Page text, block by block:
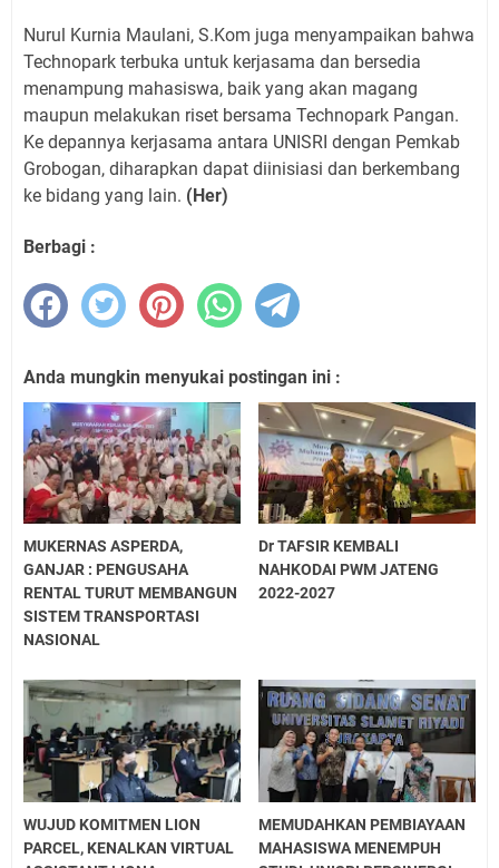
Nurul Kurnia Maulani, S.Kom juga menyampaikan bahwa
Technopark terbuka untuk kerjasama dan bersedia
menampung mahasiswa, baik yang akan magang
maupun melakukan riset bersama Technopark Pangan.
Ke depannya kerjasama antara UNISRI dengan Pemkab
Grobogan, diharapkan dapat diinisiasi dan berkembang
ke bidang yang lain. (Her)
Berbagi :
Anda mungkin menyukai postingan ini :
MUKERNAS ASPERDA,
GANJAR : PENGUSAHA
RENTAL TURUT MEMBANGUN
SISTEM TRANSPORTASI
NASIONAL
Dr TAFSIR KEMBALI
NAHKODAI PWM JATENG
2022-2027
WUJUD KOMITMEN LION
PARCEL, KENALKAN VIRTUAL
MEMUDAHKAN PEMBIAYAAN
MAHASISWA MENEMPUH